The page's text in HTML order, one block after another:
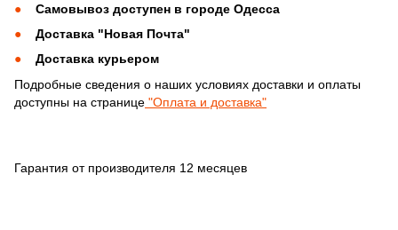
Самовывоз доступен в городе Одесса
Доставка "Новая Почта"
Доставка курьером
Подробные сведения о наших условиях доставки и оплаты
доступны на странице "Оплата и доставка"
Гарантия от производителя 12 месяцев